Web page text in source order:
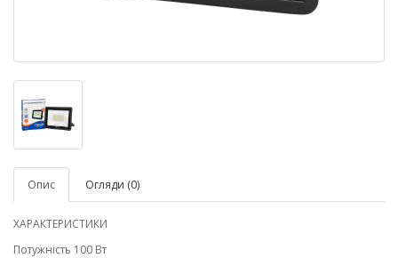
Опис Огляди (0)
ХАРАКТЕРИСТИКИ
Потужність 100 Вт